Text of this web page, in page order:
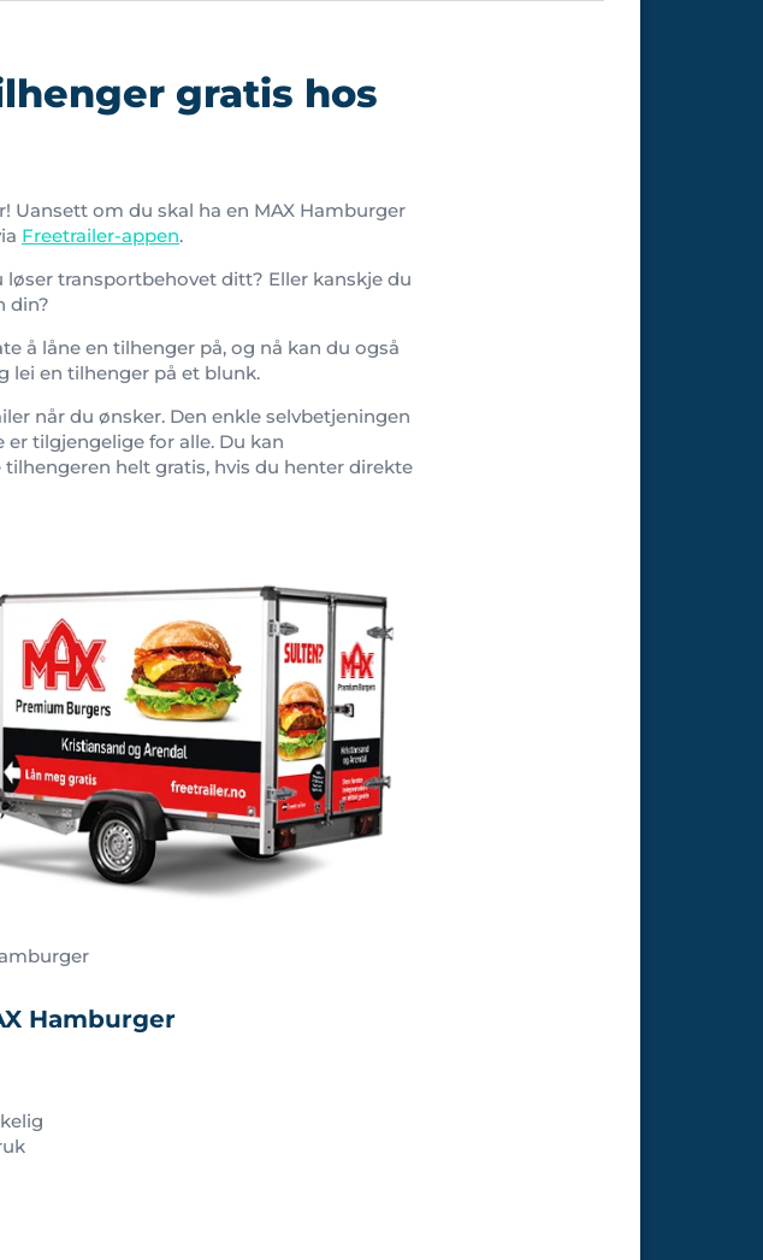
gratis hos
Uansett om du skal ha en MAX Hamburger
Freetrailer-appen.
transportbehovet ditt? Eller kanskje du
din?
å låne en tilhenger på, og nå kan du også
lei en tilhenger på et blunk.
når du ønsker. Den enkle selvbetjeningen
tilgjengelige for alle. Du kan
tilhengeren helt gratis, hvis du henter direkte
Hamburger